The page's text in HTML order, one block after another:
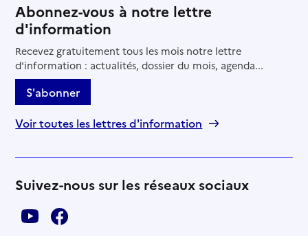
Abonnez-vous à notre lettre
d'information
Recevez gratuitement tous les mois notre lettre
d'information : actualités, dossier du mois, agenda...
S'abonner
Voir toutes les lettres d'information
Suivez-nous sur les réseaux sociaux